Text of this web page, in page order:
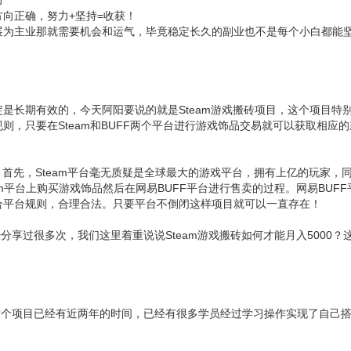
正确，努力+坚持=收获！
主业那就需要机会和运气，毕竟稳定长久的副业也不是每个小白都能
长期有效的，今天阿阳要说的就是Steam游戏搬砖项目，这个项目特
，只要在Steam和BUFF两个平台进行游戏饰品交易就可以获取相应
先，Steam平台毫无质疑是全球最大的游戏平台，拥有上亿的玩家，
台上购买游戏饰品然后在网易BUFF平台进行售卖的过程。网易BUFF
台规则，合理合法。只要平台不倒闭这样项目就可以一直存在！
享过很多次，我们这里着重说说Steam游戏搬砖如何才能月入5000？
项目已经有近两年的时间，已经有很多学员经过学习操作实现了自己